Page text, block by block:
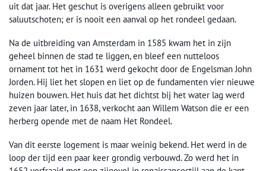
uit dat jaar. Het geschut is overigens alleen gebruikt voor
saluutschoten; er is nooit een aanval op het rondeel gedaan.
Na de uitbreiding van Amsterdam in 1585 kwam het in zijn
geheel binnen de stad te liggen, en bleef een nutteloos
ornament tot het in 1631 werd gekocht door de Engelsman John
Jorden. Hij liet het slopen en liet op de fundamenten vier nieuwe
huizen bouwen. Het huis dat het dichtst bij het water lag werd
zeven jaar later, in 1638, verkocht aan Willem Watson die er een
herberg opende met de naam Het Rondeel.
Van dit eerste logement is maar weinig bekend. Het werd in de
loop der tijd een paar keer grondig verbouwd. Zo werd het in